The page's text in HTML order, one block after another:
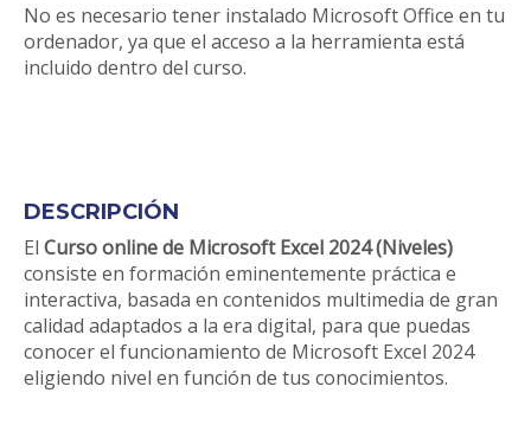
No es necesario tener instalado Microsoft Office en tu
ordenador, ya que el acceso a la herramienta está
incluido dentro del curso.
DESCRIPCIÓN
El Curso online de Microsoft Excel 2024 (Niveles)
consiste en formación eminentemente práctica e
interactiva, basada en contenidos multimedia de gran
calidad adaptados a la era digital, para que puedas
conocer el funcionamiento de Microsoft Excel 2024
eligiendo nivel en función de tus conocimientos.